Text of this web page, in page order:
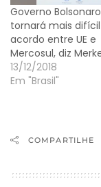
Governo Bolsonaro
tornará mais difícil
acordo entre UE e
Mercosul, diz
13/12/2018
Em "Brasil"
COMPARTILHE